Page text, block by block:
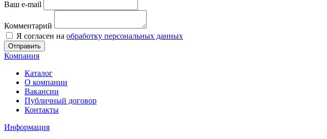
Ваш e-mail
Комментарий
Я согласен на обработку персональных данных
Отправить
Компания
Каталог
О компании
Вакансии
Публичный договор
Контакты
Информация